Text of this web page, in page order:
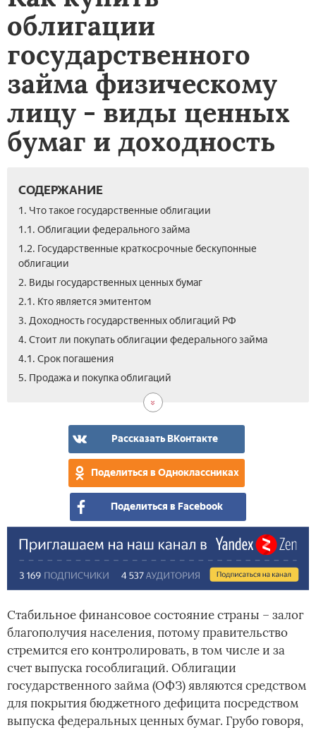
облигации
государственного
займа физическому
лицу - виды ценных
бумаг и доходность
СОДЕРЖАНИЕ
1. Что такое государственные облигации
1.1. Облигации федерального займа
1.2. Государственные краткосрочные бескупонные
облигации
2. Виды государственных ценных бумаг
2.1. Кто является эмитентом
3. Доходность государственных облигаций РФ
4. Стоит ли покупать облигации федерального займа
4.1. Срок погашения
5. Продажа и покупка облигаций
Рассказать ВКонтакте
Поделиться в Одноклассниках
Поделиться в Facebook
Стабильное финансовое состояние страны – залог
благополучия населения, потому правительство
стремится его контролировать, в том числе и за
счет выпуска гособлигаций. Облигации
государственного займа (ОФЗ) являются средством
для покрытия бюджетного дефицита посредством
выпуска федеральных ценных бумаг. Грубо говоря,